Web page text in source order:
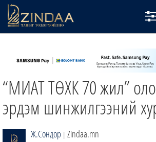
ТВ8
ӨГЛӨӨНИЙ СОНИН
ЗИНДАА СЭТГҮҮЛ
“МИАТ ТӨХК 70 жил”
эрдэм шинжилгээний
Ж.Сондор | Zindaa.mn